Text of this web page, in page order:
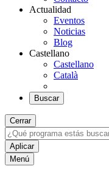
Actualidad
Eventos
Noticias
Blog
Castellano
Castellano
Català
Buscar
Cerrar
Menú